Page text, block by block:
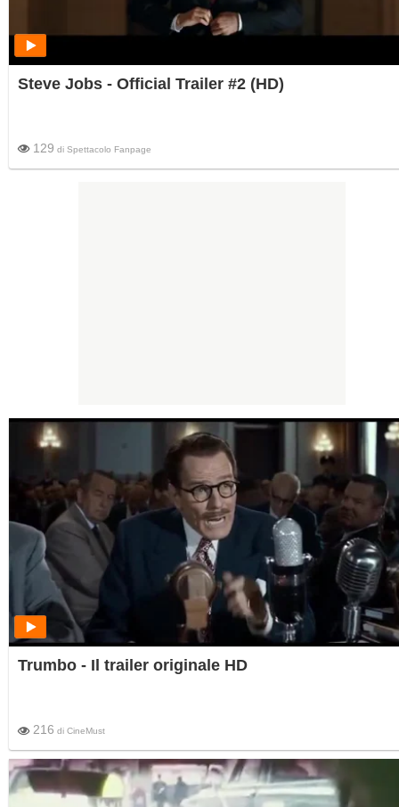
Steve Jobs - Official Trailer #2 (HD)
129 di Spettacolo Fanpage
Trumbo - Il trailer originale HD
216 di CineMust